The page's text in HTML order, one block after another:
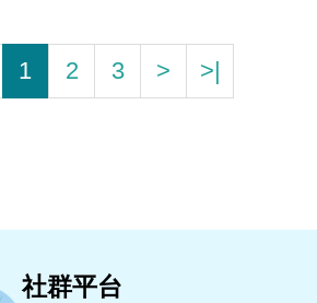
1 2 3 > >|
社群平台